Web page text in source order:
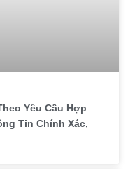
Yêu Cầu Hợp
Tin Chính Xác,